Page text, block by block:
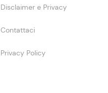
Disclaimer e Privacy
Contattaci
Privacy Policy